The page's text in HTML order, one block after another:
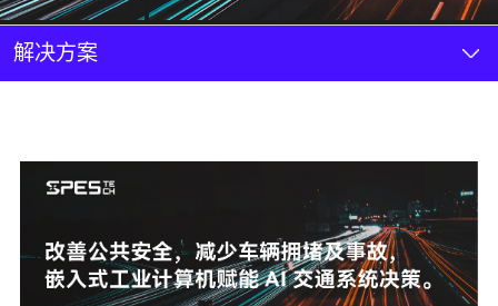
新闻资讯
加入我们
解决方案